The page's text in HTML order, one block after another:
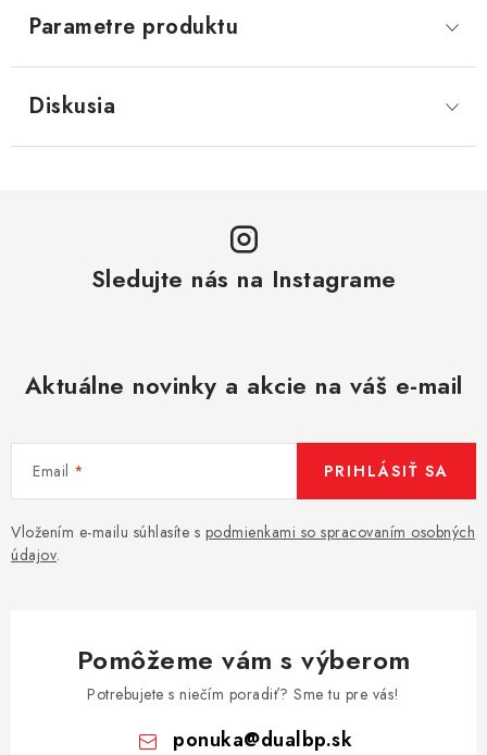
Parametre produktu
Diskusia
Sledujte nás na Instagrame
Aktuálne novinky a akcie na váš e-mail
Email
Vložením e-mailu súhlasíte s podmienkami so spracovaním osobných
údajov.
PRIHLÁSIŤ SA
Pomôžeme vám s výberom
Potrebujete s niečím poradiť? Sme tu pre vás!
ponuka@dualbp.sk